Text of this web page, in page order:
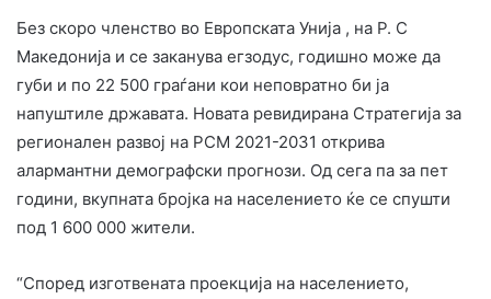
Без скоро членство во Европската Унија , на Р. С
Македонија и се заканува егзодус, годишно може да
губи и по 22 500 граѓани кои неповратно би ја
напуштиле државата. Новата ревидирана Стратегија за
регионален развој на РСМ 2021-2031 открива
алармантни демографски прогнози. Од сега па за пет
години, вкупната бројка на населението ќе се спушти
под 1 600 000 жители.
“Според изготвената проекција на населението,